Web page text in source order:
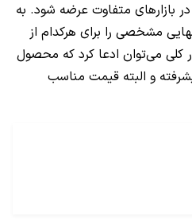
بازارهای متفاوت عرضه شود. به
مشخصی را برای هرکدام از
کلی می‌توان ادعا کرد که محصول
و البته قیمت مناسب